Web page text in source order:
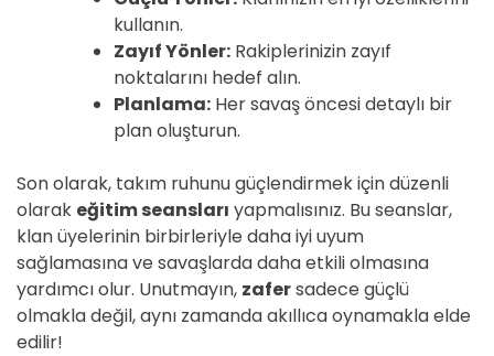
kullanın.
Zayıf Yönler: Rakiplerinizin zayıf
noktalarını hedef alın.
Planlama: Her savaş öncesi detaylı bir
plan oluşturun.
Son olarak, takım ruhunu güçlendirmek için düzenli
olarak eğitim seansları yapmalısınız. Bu seanslar,
klan üyelerinin birbirleriyle daha iyi uyum
sağlamasına ve savaşlarda daha etkili olmasına
yardımcı olur. Unutmayın, zafersadece güçlü
olmakla değil, aynı zamanda akıllıca oynamakla elde
edilir!